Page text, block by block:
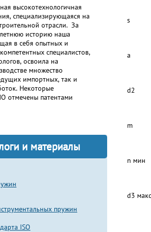
высокотехнологичная
специализирующаяся на
отрасли. За
историю наша
в себя опытных и
специалистов,
освоила на
множество
импортных, так и
Некоторые
отмечены патентами
и материалы
пружин
ISO
s
a
d2
m
n мин
d3 макс